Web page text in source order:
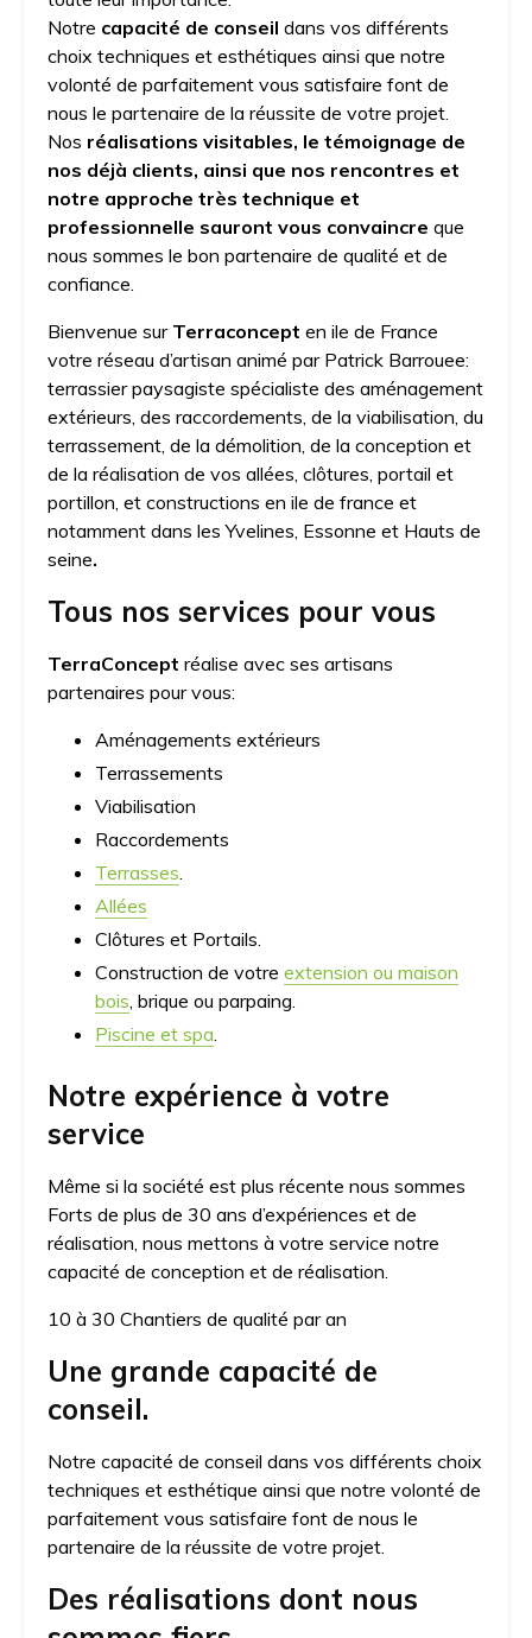
Notre capacité de conseil dans vos différents
choix techniques et esthétiques ainsi que notre
volonté de parfaitement vous satisfaire font de
nous le partenaire de la réussite de votre projet.
Nos réalisations visitables, le témoignage de
nos déjà clients, ainsi que nos rencontres et
notre approche très technique et
professionnelle sauront vous convaincre que
nous sommes le bon partenaire de qualité et de
confiance.
Bienvenue sur Terraconcept en ile de France
votre réseau d’artisan animé par Patrick Barrouee:
terrassier paysagiste spécialiste des aménagement
extérieurs, des raccordements, de la viabilisation, du
terrassement, de la démolition, de la conception et
de la réalisation de vos allées, clôtures, portail et
portillon, et constructions en ile de france et
notamment dans les Yvelines, Essonne et Hauts de
seine.
Tous nos services pour vous
TerraConcept réalise avec ses artisans
partenaires pour vous:
Aménagements extérieurs
Terrassements
Viabilisation
Raccordements
Terrasses.
Allées
Clôtures et Portails.
Construction de votre extension ou maison
bois, brique ou parpaing.
Piscine et spa.
Notre expérience à votre
service
Même si la société est plus récente nous sommes
Forts de plus de 30 ans d’expériences et de
réalisation, nous mettons à votre service notre
capacité de conception et de réalisation.
10 à 30 Chantiers de qualité par an
Une grande capacité de
conseil.
Notre capacité de conseil dans vos différents choix
techniques et esthétique ainsi que notre volonté de
parfaitement vous satisfaire font de nous le
partenaire de la réussite de votre projet.
Des réalisations dont nous